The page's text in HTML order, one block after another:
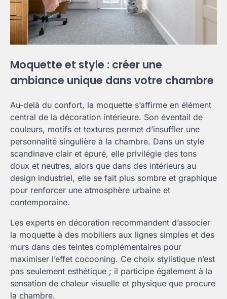
Moquette et style : créer une
ambiance unique dans votre chambre
Au-delà du confort, la moquette s’affirme en élément
central de la décoration intérieure. Son éventail de
couleurs, motifs et textures permet d’insuffler une
personnalité singulière à la chambre. Dans un style
scandinave clair et épuré, elle privilégie des tons
doux et neutres, alors que dans des intérieurs au
design industriel, elle se fait plus sombre et graphique
pour renforcer une atmosphère urbaine et
contemporaine.
Les experts en décoration recommandent d’associer
la moquette à des mobiliers aux lignes simples et des
murs dans des teintes complémentaires pour
maximiser l’effet cocooning. Ce choix stylistique n’est
pas seulement esthétique ; il participe également à la
sensation de chaleur visuelle et physique que procure
la chambre.